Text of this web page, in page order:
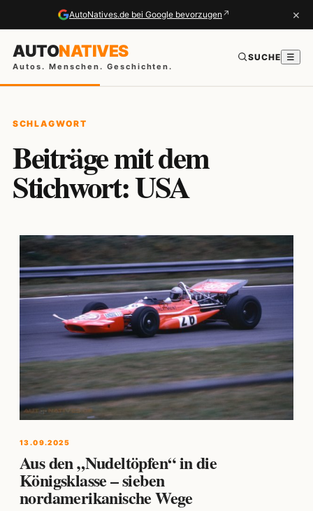
AutoNatives.de bei Google bevorzugen ↗ ×
AUTONATIVES
Autos. Menschen. Geschichten.
SUCHE ☰
SCHLAGWORT
Beiträge mit dem
Stichwort: USA
13.09.2025
Aus den „Nudeltöpfen“ in die
Königsklasse – sieben
nordamerikanische Wege